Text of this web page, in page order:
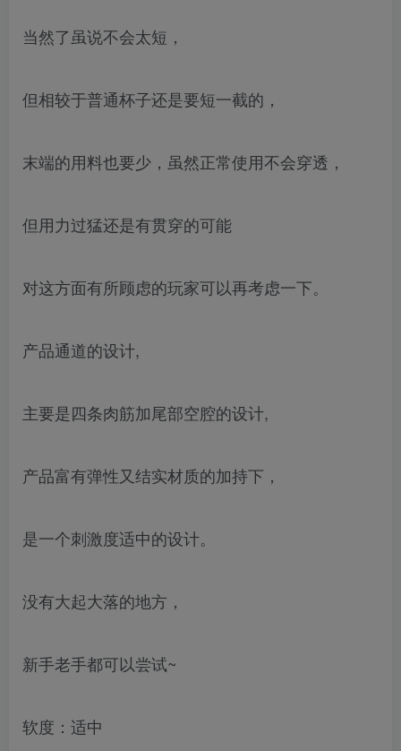
当然了虽说不会太短，
但相较于普通杯子还是要短一截的，
末端的用料也要少，虽然正常使用不会穿透，
但用力过猛还是有贯穿的可能
对这方面有所顾虑的玩家可以再考虑一下。
产品通道的设计,
主要是四条肉筋加尾部空腔的设计,
产品富有弹性又结实材质的加持下，
是一个刺激度适中的设计。
没有大起大落的地方，
新手老手都可以尝试~
软度：适中